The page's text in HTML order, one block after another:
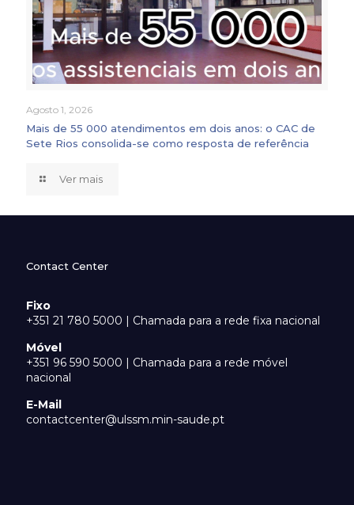
Agosto 1, 2026
Mais de 55 000 atendimentos em dois anos: o CAC de
Sete Rios consolida-se como resposta de referência
Ver mais
Contact Center
Fixo
+351 21 780 5000 | Chamada para a rede fixa nacional
Móvel
+351 96 590 5000 | Chamada para a rede móvel
nacional
E-Mail
contactcenter@ulssm.min-saude.pt